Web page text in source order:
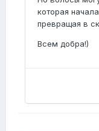
которая
превращая в
Всем добра!)